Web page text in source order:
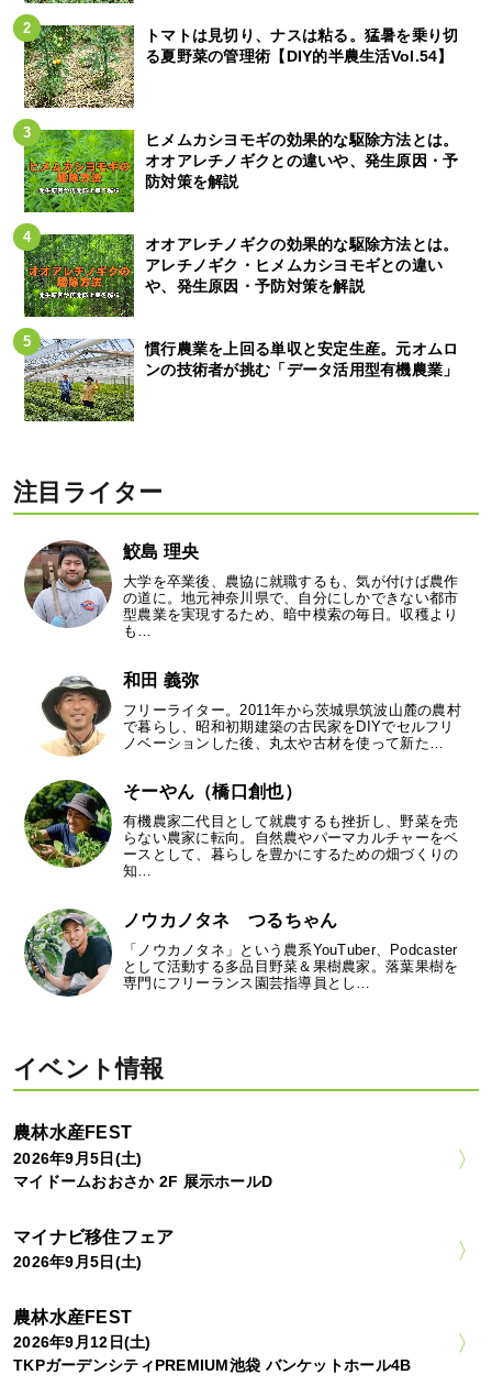
トマトは見切り、ナスは粘る。猛暑を乗り切
る夏野菜の管理術【DIY的半農生活Vol.54】
ヒメムカシヨモギの効果的な駆除方法とは。
オオアレチノギクとの違いや、発生原因・予
防対策を解説
オオアレチノギクの効果的な駆除方法とは。
アレチノギク・ヒメムカシヨモギとの違い
や、発生原因・予防対策を解説
慣行農業を上回る単収と安定生産。元オムロ
ンの技術者が挑む「データ活用型有機農業」
注目ライター
鮫島 理央
大学を卒業後、農協に就職するも、気が付けば農作
の道に。地元神奈川県で、自分にしかできない都市
型農業を実現するため、暗中模索の毎日。収穫より
も…
和田 義弥
フリーライター。2011年から茨城県筑波山麓の農村
で暮らし、昭和初期建築の古民家をDIYでセルフリ
ノベーションした後、丸太や古材を使って新た…
そーやん（橋口創也）
有機農家二代目として就農するも挫折し、野菜を売
らない農家に転向。自然農やパーマカルチャーをベ
ースとして、暮らしを豊かにするための畑づくりの
知…
ノウカノタネ つるちゃん
「ノウカノタネ」という農系YouTuber、Podcaster
として活動する多品目野菜＆果樹農家。落葉果樹を
専門にフリーランス園芸指導員とし…
イベント情報
農林水産FEST
2026年9月5日(土)
マイドームおおさか 2F 展示ホールD
マイナビ移住フェア
2026年9月5日(土)
農林水産FEST
2026年9月12日(土)
TKPガーデンシティPREMIUM池袋 バンケットホール4B